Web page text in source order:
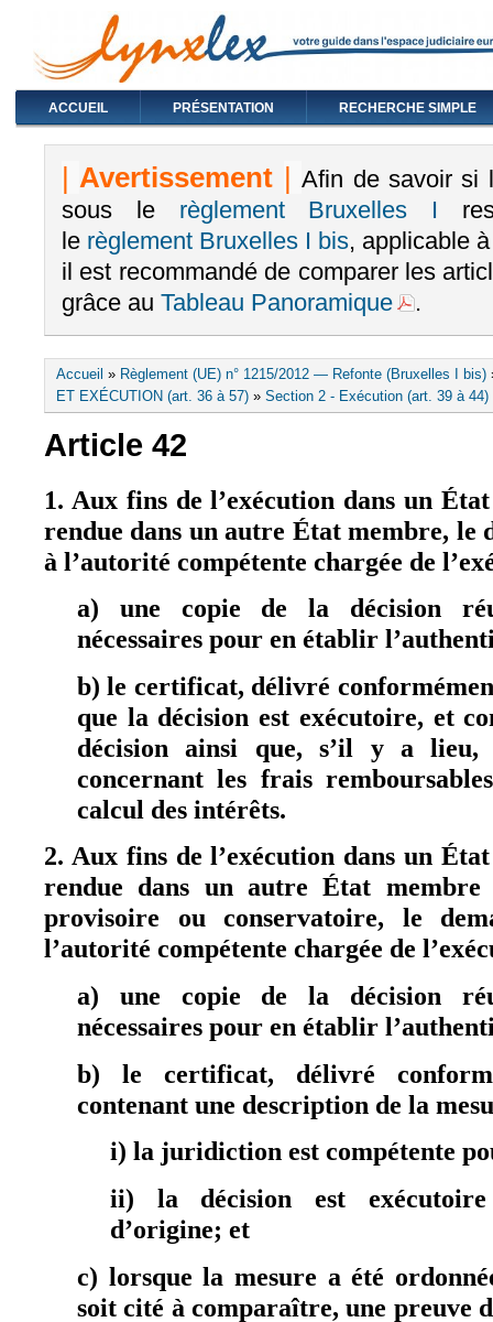
ACCUEIL PRÉSENTATION RECHERCHE SIMPLE
|Avertissement | Afin de savoir si
sous le règlement Bruxelles I
le règlement Bruxelles I bis, applicable
il est recommandé de comparer les
grâce au Tableau Panoramique .
Vous êtes ici
Accueil » Règlement (UE) n° 1215/2012 — Refonte (Bruxelles I bis)
ET EXÉCUTION (art. 36 à 57) » Section 2 - Exécution (art. 39 à 44)
Article 42
1. Aux fins de l’exécution dans un
rendue dans un autre État membre, le
à l’autorité compétente chargée de
a) une copie de la décision
nécessaires pour en établir
b) le certificat, délivré
que la décision est exécutoire, et
décision ainsi que, s’il y a lieu,
concernant les frais
calcul des intérêts.
2. Aux fins de l’exécution dans un
rendue dans un autre État membre
provisoire ou conservatoire, le
l’autorité compétente chargée de
a) une copie de la décision
nécessaires pour en établir
b) le certificat, délivré
contenant une description de la
i) la juridiction est compétente
ii) la décision est
d’origine; et
c) lorsque la mesure a été
soit cité à comparaître, une preuve